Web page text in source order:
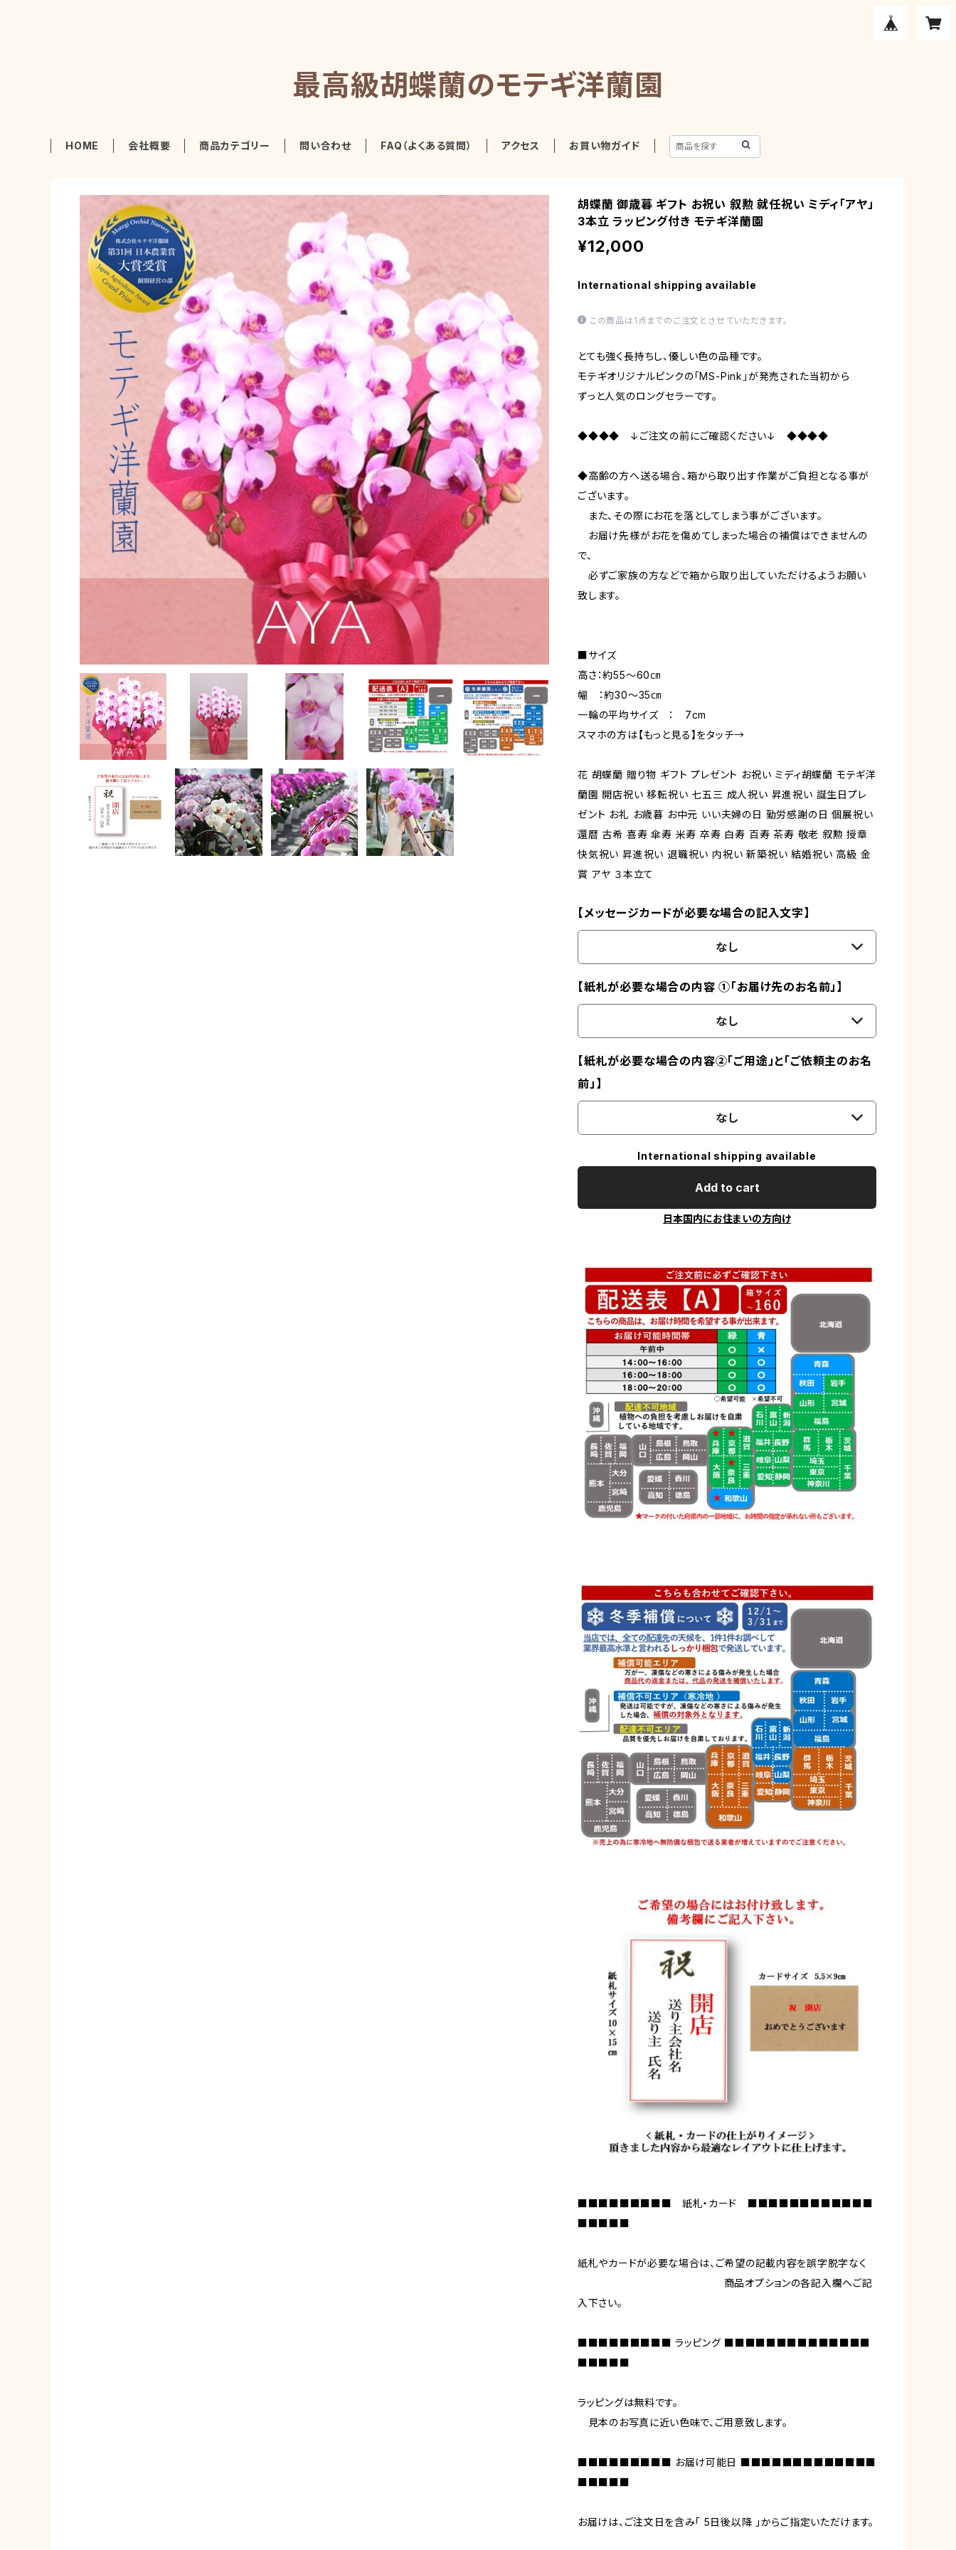
最高級胡蝶蘭のモテギ洋蘭園
HOME 会社概要 商品カテゴリー 問い合わせ FAQ（よくある質問） アクセス お買い物ガイド
胡蝶蘭 御歳暮 ギフト お祝い 叙勲 就任祝い ミディ「アヤ」
3本立 ラッピング付き モテギ洋蘭園
¥12,000
International shipping available
この商品は1点までのご注文とさせていただきます。
とても強く長持ちし、優しい色の品種です。
モテギオリジナルピンクの「MS-Pink」が発売された当初から
ずっと人気のロングセラーです。
◆◆◆◆ ↓ご注文の前にご確認ください↓ ◆◆◆◆
◆高齢の方へ送る場合、箱から取り出す作業がご負担となる事が
ございます。
また、その際にお花を落としてしまう事がございます。
お届け先様がお花を傷めてしまった場合の補償はできませんの
で、
必ずご家族の方などで箱から取り出していただけるようお願い
致します。
■サイズ
高さ：約55～60㎝
幅 ：約30～35㎝
一輪の平均サイズ ： 7cm
スマホの方は【もっと見る】をタッチ→
花 胡蝶蘭 贈り物 ギフト プレゼント お祝い ミディ胡蝶蘭 モテギ洋
蘭園 開店祝い 移転祝い 七五三 成人祝い 昇進祝い 誕生日プレ
ゼント お礼 お歳暮 お中元 いい夫婦の日 勤労感謝の日 個展祝い
還暦 古希 喜寿 傘寿 米寿 卒寿 白寿 百寿 茶寿 敬老 叙勲 授章
快気祝い 昇進祝い 退職祝い 内祝い 新築祝い 結婚祝い 高級 金
賞 アヤ ３本立て
【メッセージカードが必要な場合の記入文字】
なし
【紙札が必要な場合の内容 ①「お届け先のお名前」】
なし
【紙札が必要な場合の内容②「ご用途」と「ご依頼主のお名
前」】
なし
International shipping available
Add to cart
日本国内にお住まいの方向け
■■■■■■■■■ 紙札・カード ■■■■■■■■■■■■
■■■■■
紙札やカードが必要な場合は、ご希望の記載内容を誤字脱字なく
商品オプションの各記入欄へご記
入下さい。
■■■■■■■■■ ラッピング ■■■■■■■■■■■■■■
■■■■■
ラッピングは無料です。
見本のお写真に近い色味で、ご用意致します。
■■■■■■■■■ お届け可能日 ■■■■■■■■■■■■■
■■■■■
お届けは、ご注文日を含み「 5日後以降 」からご指定いただけます。